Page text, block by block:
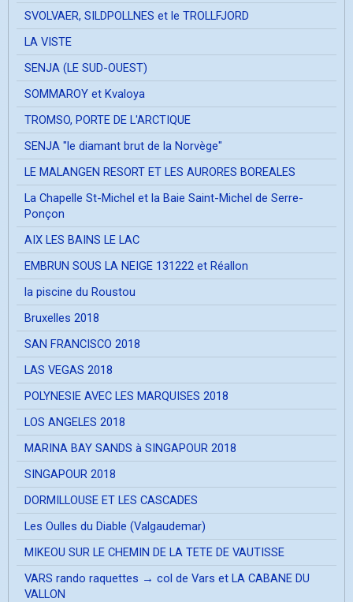
SVOLVAER, SILDPOLLNES et le TROLLFJORD
LA VISTE
SENJA (LE SUD-OUEST)
SOMMAROY et Kvaloya
TROMSO, PORTE DE L'ARCTIQUE
SENJA "le diamant brut de la Norvège"
LE MALANGEN RESORT ET LES AURORES BOREALES
La Chapelle St-Michel et la Baie Saint-Michel de Serre-
Ponçon
AIX LES BAINS LE LAC
EMBRUN SOUS LA NEIGE 131222 et Réallon
la piscine du Roustou
Bruxelles 2018
SAN FRANCISCO 2018
LAS VEGAS 2018
POLYNESIE AVEC LES MARQUISES 2018
LOS ANGELES 2018
MARINA BAY SANDS à SINGAPOUR 2018
SINGAPOUR 2018
DORMILLOUSE ET LES CASCADES
Les Oulles du Diable (Valgaudemar)
MIKEOU SUR LE CHEMIN DE LA TETE DE VAUTISSE
VARS rando raquettes → col de Vars et LA CABANE DU
VALLON